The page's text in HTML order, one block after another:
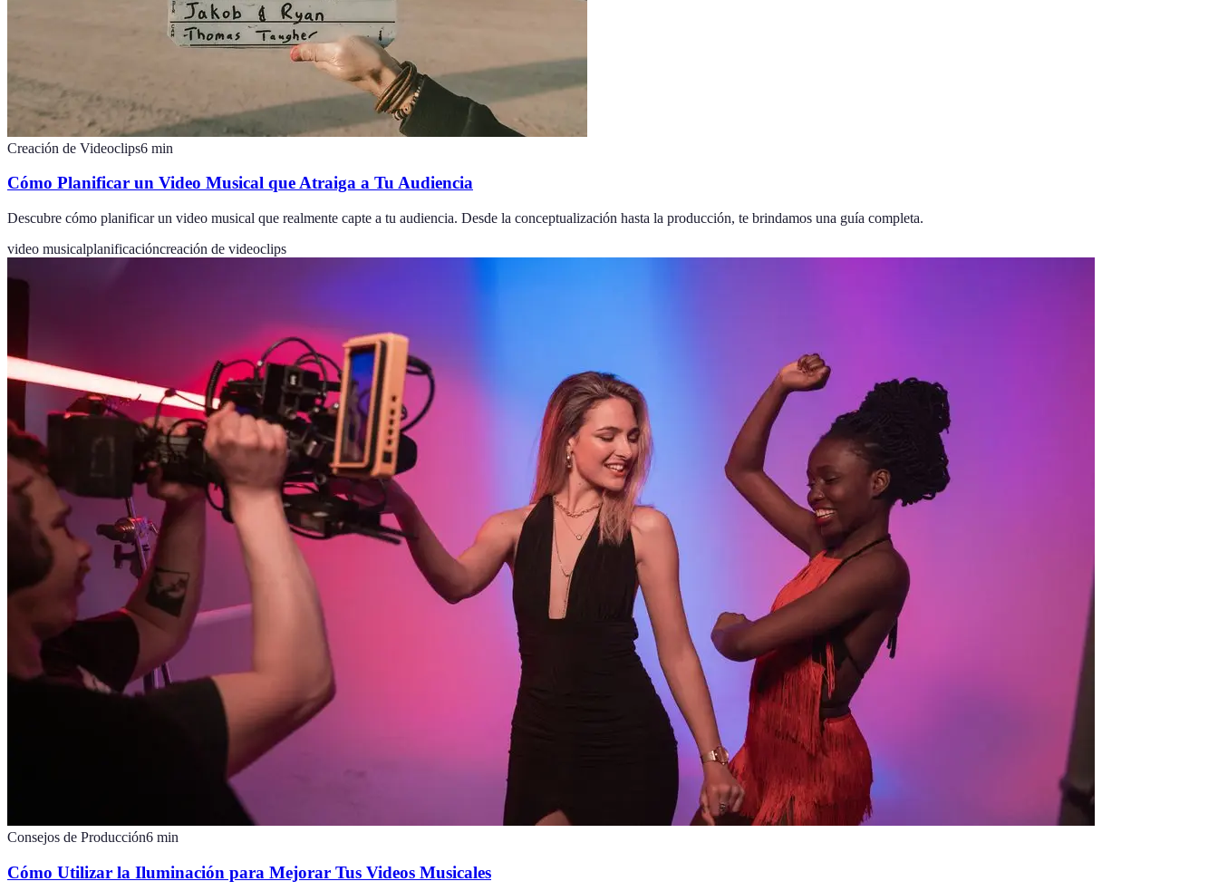
Creación de Videoclips6 min
Cómo Planificar un Video Musical que Atraiga a Tu Audiencia
Descubre cómo planificar un video musical que realmente capte a tu audiencia. Desde la conceptualización hasta la producción, te brindamos una guía completa.
video musicalplanificacióncreación de videoclips
Consejos de Producción6 min
Cómo Utilizar la Iluminación para Mejorar Tus Videos Musicales